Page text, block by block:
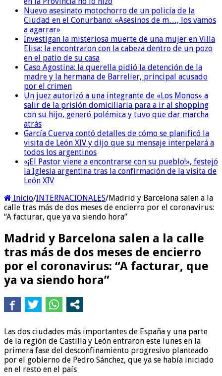
Nuevo asesinato motochorro de un policía de la
Ciudad en el Conurbano: «Asesinos de m…, los vamos
a agarrar»
Investigan la misteriosa muerte de una mujer en Villa
Elisa: la encontraron con la cabeza dentro de un pozo
en el patio de su casa
Caso Agostina: la querella pidió la detención de la
madre y la hermana de Barrelier, principal acusado
por el crimen
Un juez autorizó a una integrante de «Los Monos» a
salir de la prisión domiciliaria para a ir al shopping
con su hijo, generó polémica y tuvo que dar marcha
atrás
García Cuerva contó detalles de cómo se planificó la
visita de León XIV y dijo que su mensaje interpelará a
todos los argentinos
«¡El Pastor viene a encontrarse con su pueblo!», festejó
la Iglesia argentina tras la confirmación de la visita de
León XIV
Inicio/INTERNACIONALES/Madrid y Barcelona salen a la
calle tras más de dos meses de encierro por el coronavirus:
“A facturar, que ya va siendo hora”
Madrid y Barcelona salen a la calle
tras más de dos meses de encierro
por el coronavirus: “A facturar, que
ya va siendo hora”
Las dos ciudades más importantes de España y una parte
de la región de Castilla y León entraron este lunes en la
primera fase del desconfinamiento progresivo planteado
por el gobierno de Pedro Sánchez, que ya se había iniciado
en el resto en el país